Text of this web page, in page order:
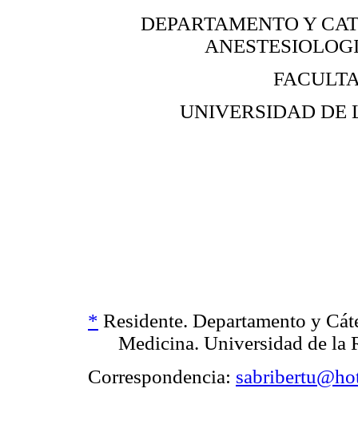
DEPARTAMENTO Y
UNIVERSIDAD DE
* Residente. Departamento y
Medicina. Universidad de la
Correspondencia: